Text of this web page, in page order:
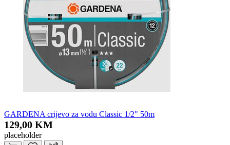
GARDENA crijevo za vodu Classic 1/2" 50m
129,00 KM
placeholder